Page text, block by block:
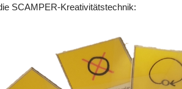
SCAMPER-Kreativitätstechnik: